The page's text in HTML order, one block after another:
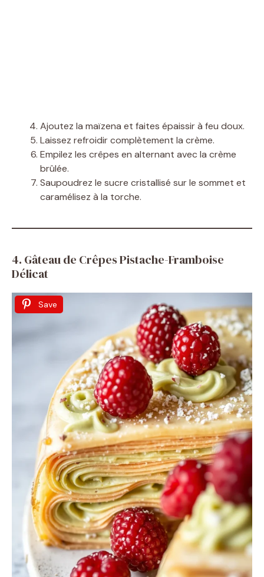
Ajoutez la maïzena et faites épaissir à feu doux.
Laissez refroidir complètement la crème.
Empilez les crêpes en alternant avec la crème
brûlée.
Saupoudrez le sucre cristallisé sur le sommet et
caramélisez à la torche.
4. Gâteau de Crêpes Pistache-Framboise
Délicat
Save